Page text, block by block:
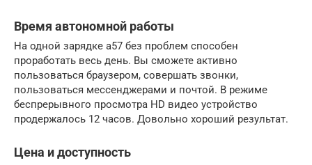
Время автономной работы
На одной зарядке a57 без проблем способен
проработать весь день. Вы сможете активно
пользоваться браузером, совершать звонки,
пользоваться мессенджерами и почтой. В режиме
беспрерывного просмотра HD видео устройство
продержалось 12 часов. Довольно хороший результат.
Цена и доступность